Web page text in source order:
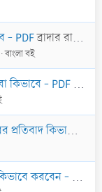
- PDFব্রাদার রাহুল হুসাইন
বাংলা বই
কিভাবে - PDF শায়খ
কিভাবে করব? - PDF
করবেন - PDF